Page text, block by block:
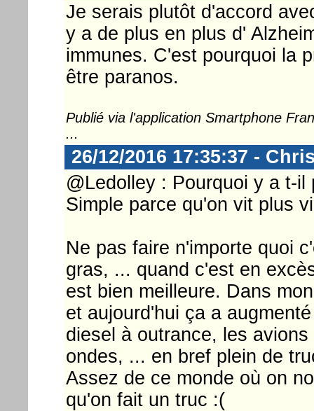
Je serais plutôt d'accord
y a de plus en plus d'
immunes. C'est pourquoi la
être paranos.
Publié via l'application Smartphone
...
26/12/2016 17:35:37 -
@Ledolley : Pourquoi y a t-
Simple parce qu'on vit plus
Ne pas faire n'importe quoi
gras, ... quand c'est en
est bien meilleure. Dans
et aujourd'hui ça a
diesel à outrance, les
ondes, ... en bref plein de
Assez de ce monde où on
qu'on fait un truc :(